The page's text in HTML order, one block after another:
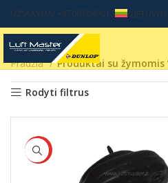
UŽSAKYMAI +37067049017 LIETUVOS
Pradžia Produktai su žymomis
Rodyti filtrus
HOT